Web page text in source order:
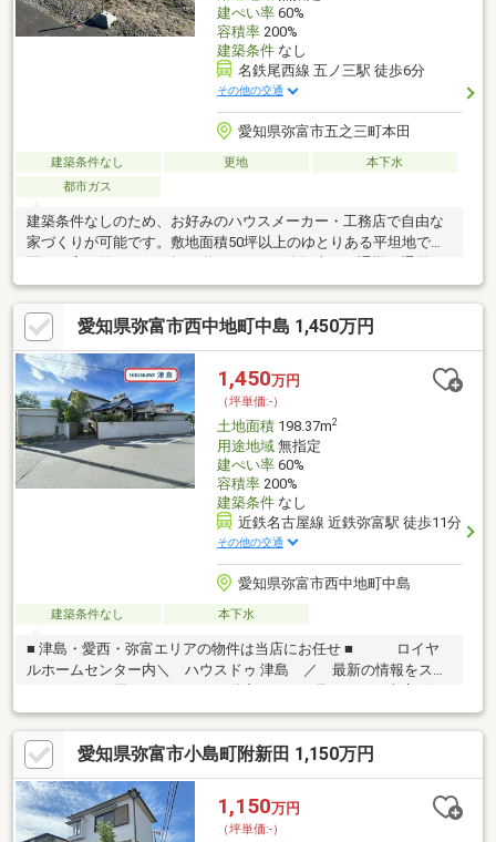
建ぺい率60%
容積率200%
建築条件なし
名鉄尾西線 五ノ三駅 徒歩6分
その他の交通
愛知県弥富市五之三町本田
建築条件なし 更地
本下水
都市ガス
建築条件なしのため、お好みのハウスメーカー・工務店で自由な
家づくりが可能です。敷地面積50坪以上のゆとりある平坦地で、
も便利です。陽当り良好で日照が確保しやすく、閑静な住宅街に
位置しているため静かで落ち着いた暮らしが実現できます。更地
にてお引渡し予定のため、ご購入後すぐに建築計画を進めていた
だけます。なお、行政書士・司法書士指定有。上水道の引込費用
は買主様のご負担となります。
愛知県弥富市西中地町中島 1,450万円
1,450万円
（坪単価:-）
土地面積198.37m2
用途地域無指定
建ぺい率60%
容積率200%
建築条件なし
近鉄名古屋線 近鉄弥富駅 徒歩11分
その他の交通
愛知県弥富市西中地町中島
建築条件なし 本下水
■ 津島・愛西・弥富エリアの物件は当店にお任せ ■ ロイヤ
ルホームセンター内＼ ハウスドゥ 津島 ／ 最新の情報をスピ
ーディーにお届け！あれこれ不動産サイトを見なくても当店で解
決！ネットに掲載していない物件は店頭でご紹介いたします。◆
弥生小学校/弥冨北中学校◆解体更地渡し◆南東間口約17.8ｍ◆近
鉄弥富駅徒歩約11分◆JR/名鉄弥富駅徒歩約12分※写真をクリック
すると、詳細をご覧いただけます。
愛知県弥富市小島町附新田 1,150万円
1,150万円
（坪単価:-）